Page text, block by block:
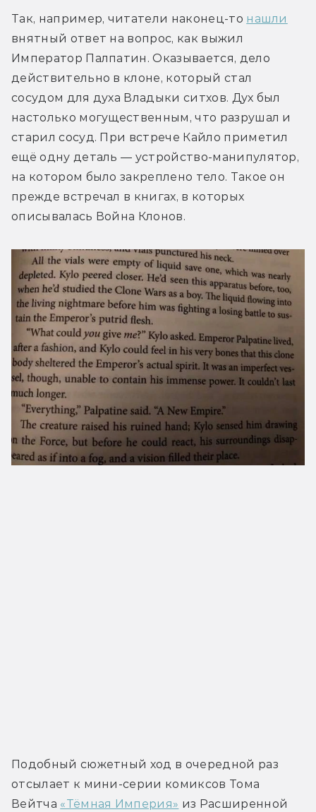
Так, например, читатели наконец-то нашли
внятный ответ на вопрос, как выжил
Император Палпатин. Оказывается, дело
действительно в клоне, который стал
сосудом для духа Владыки ситхов. Дух был
настолько могущественным, что разрушал и
старил сосуд. При встрече Кайло приметил
ещё одну деталь — устройство-манипулятор,
на котором было закреплено тело. Такое он
прежде встречал в книгах, в которых
описывалась Война Клонов.
Подобный сюжетный ход в очередной раз
отсылает к мини-серии комиксов Тома
Вейтча «Тёмная Империя» из Расширенной